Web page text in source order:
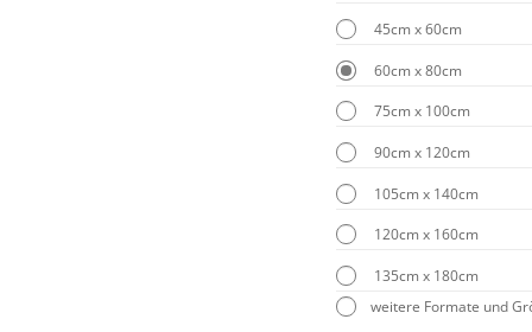
45cm x 60cm
60cm x 80cm
75cm x 100cm
90cm x 120cm
105cm x 140cm
120cm x 160cm
135cm x 180cm
weitere Formate und